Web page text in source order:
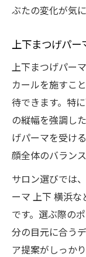
ぶたの変化が気
上下まつげパー
上下まつげパー
カールを施すこ
待できます。特
の縦幅を強調し
げパーマを受け
顔全体のバラン
サロン選びでは
ーマ 上下 横浜
です。選ぶ際の
分の目元に合う
ア提案がしっか